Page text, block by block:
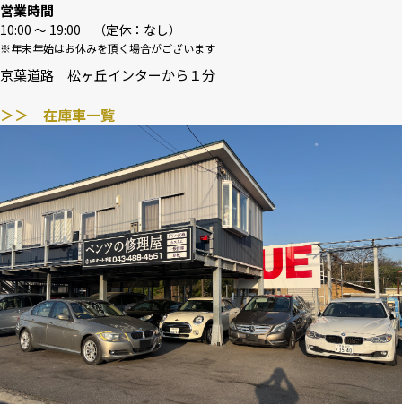
営業時間
10:00 〜 19:00 （定休：なし）
※年末年始はお休みを頂く場合がございます
京葉道路 松ヶ丘インターから１分
＞＞ 在庫車一覧